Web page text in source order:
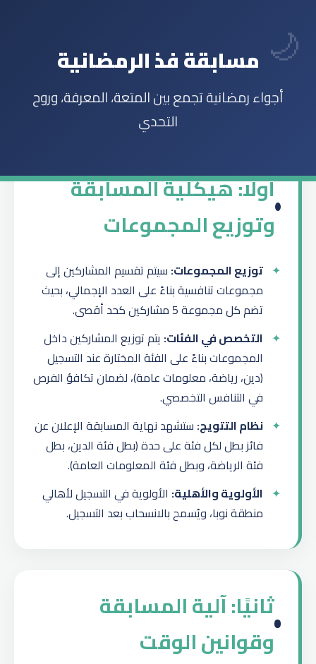
مسابقة فذ الرمضانية
أجواء رمضانية تجمع بين المتعة، المعرفة، وروح
التحدي
أولًا: هيكلية المسابقة
وتوزيع المجموعات
توزيع المجموعات: سيتم تقسيم المشاركين إلى
مجموعات تنافسية بناءً على العدد الإجمالي، بحيث
تضم كل مجموعة 5 مشاركين كحد أقصى.
التخصص في الفئات: يتم توزيع المشاركين داخل
المجموعات بناءً على الفئة المختارة عند التسجيل
(دين، رياضة، معلومات عامة)، لضمان تكافؤ الفرص
في التنافس التخصصي.
نظام التتويج: ستشهد نهاية المسابقة الإعلان عن
فائز بطل لكل فئة على حدة (بطل فئة الدين، بطل
فئة الرياضة، وبطل فئة المعلومات العامة).
الأولوية والأهلية: الأولوية في التسجيل لأهالي
منطقة نوبا، ويُسمح بالانسحاب بعد التسجيل.
ثانيًا: آلية المسابقة
وقوانين الوقت